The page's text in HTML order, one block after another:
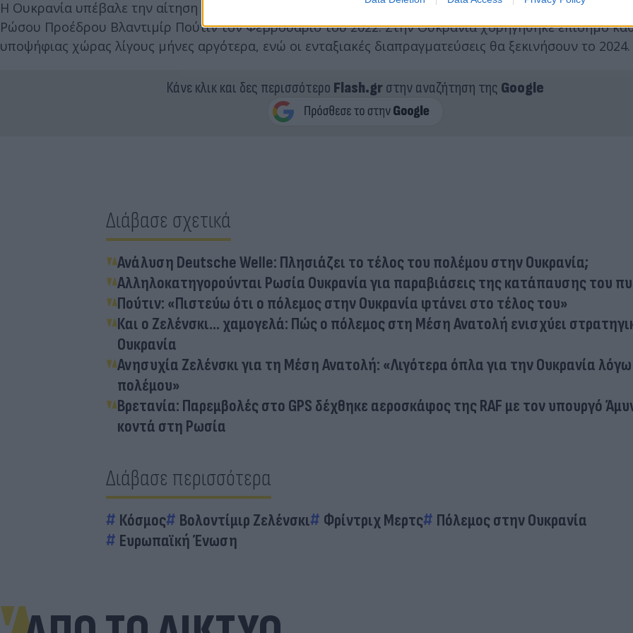
Η Ουκρανία υπέβαλε την αίτηση ένταξής της στην ΕΕ λίγες ημέρες μετά την έναρξη της πλήρους
Ρώσου Προέδρου Βλαντιμίρ Πούτιν τον Φεβρουάριο του 2022. Στην Ουκρανία χορηγήθηκε επίσημο
υποψήφιας χώρας λίγους μήνες αργότερα, ενώ οι ενταξιακές διαπραγματεύσεις θα ξεκινήσουν το 2024.
Κάνε κλικ και δες περισσότερο Flash.grστην αναζήτηση της Google
Διάβασε σχετικά
Ανάλυση Deutsche Welle: Πλησιάζει το τέλος του πολέμου στην Ουκρανία;
Αλληλοκατηγορούνται Ρωσία Ουκρανία για παραβιάσεις της κατάπαυσης του
Πούτιν: «Πιστεύω ότι ο πόλεμος στην Ουκρανία φτάνει στο τέλος του»
Και ο Ζελένσκι... χαμογελά: Πώς ο πόλεμος στη Μέση Ανατολή ενισχύει
Ουκρανία
Ανησυχία Ζελένσκι για τη Μέση Ανατολή: «Λιγότερα όπλα για την Ουκρανία λόγω
πολέμου»
Βρετανία: Παρεμβολές στο GPS δέχθηκε αεροσκάφος της RAF με τον υπουργό
κοντά στη Ρωσία
Διάβασε περισσότερα
Κόσμος Βολοντίμιρ Ζελένσκι Φρίντριχ Μερτς
Πόλεμος στην Ουκρανία
Ευρωπαϊκή Ένωση